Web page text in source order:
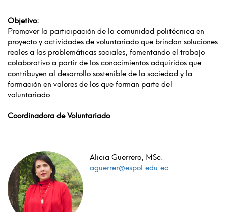
Objetivo:
Promover la participación de la comunidad politécnica en
proyecto y actividades de voluntariado que brindan soluciones
reales a las problemáticas sociales, fomentando el trabajo
colaborativo a partir de los conocimientos adquiridos que
contribuyen al desarrollo sostenible de la sociedad y la
formación en valores de los que forman parte del
voluntariado.
Coordinadora de Voluntariado
Alicia Guerrero, MSc.
aguerrer@espol.edu.ec